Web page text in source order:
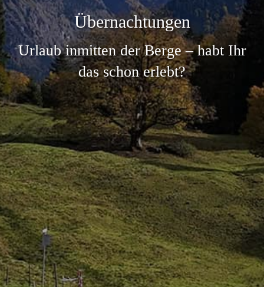
Übernachtungen
Urlaub inmitten der Berge – habt Ihr
das schon erlebt?